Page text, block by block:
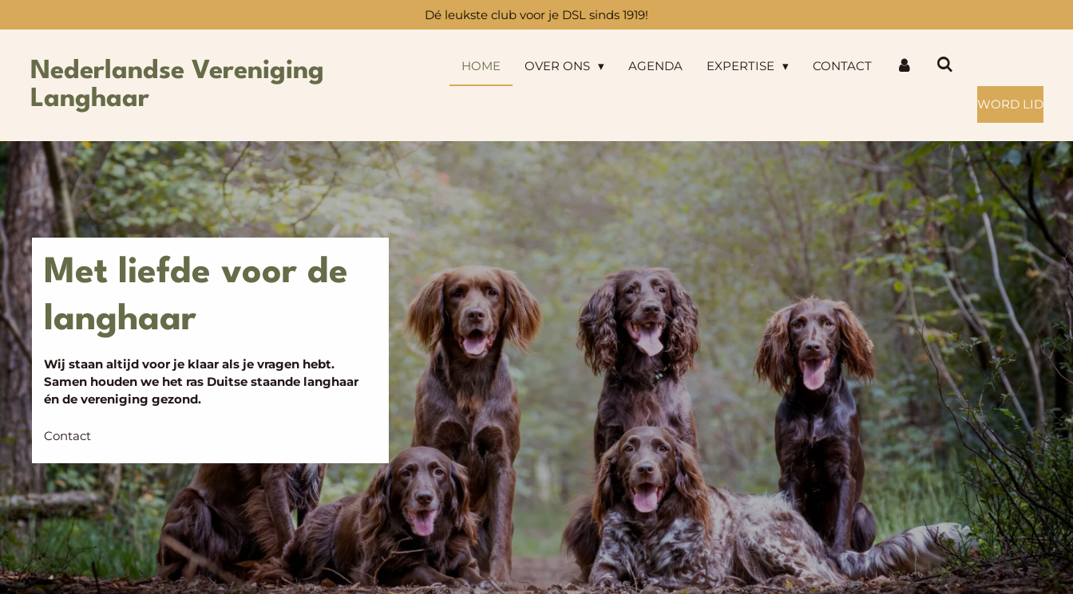
direct
hoofdinhoud
Dé leukste club voor je DSL sinds 1919!
Nederlandse Vereniging
Langhaar
HOME OVER ONS AGENDA EXPERTISE CONTACT
WORD LID
Met liefde voor de
langhaar
Wij staan altijd voor je klaar als je vragen hebt.
Samen houden we het ras Duitse staande langhaar
én de vereniging gezond.
Contact